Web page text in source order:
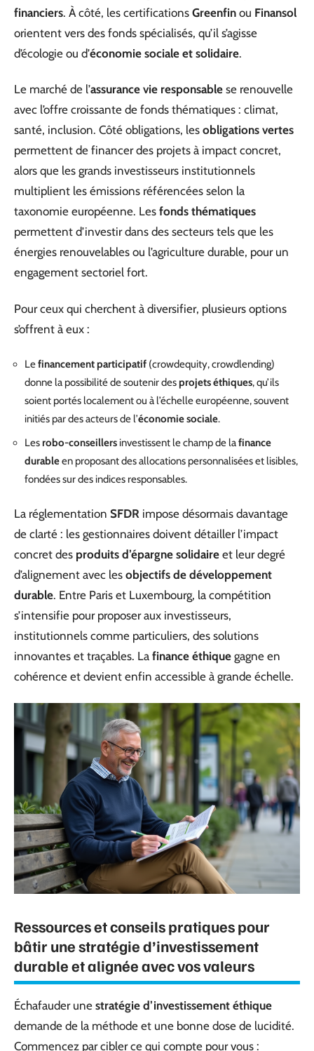
financiers. À côté, les certifications Greenfin ou Finansol
orientent vers des fonds spécialisés, qu’il s’agisse
d’écologie ou d’économie sociale et solidaire.
Le marché de l’assurance vie responsable se renouvelle
avec l’offre croissante de fonds thématiques : climat,
santé, inclusion. Côté obligations, les obligations vertes
permettent de financer des projets à impact concret,
alors que les grands investisseurs institutionnels
multiplient les émissions référencées selon la
taxonomie européenne. Les fonds thématiques
permettent d’investir dans des secteurs tels que les
énergies renouvelables ou l’agriculture durable, pour un
engagement sectoriel fort.
Pour ceux qui cherchent à diversifier, plusieurs options
s’offrent à eux :
Lefinancement participatif (crowdequity, crowdlending)
donne la possibilité de soutenir desprojets éthiques, qu’ils
soient portés localement ou à l’échelle européenne, souvent
initiés par des acteurs de l’économie sociale.
Lesrobo-conseillers investissent le champ de lafinance
durableen proposant des allocations personnalisées et lisibles,
fondées sur des indices responsables.
La réglementation SFDR impose désormais davantage
de clarté : les gestionnaires doivent détailler l’impact
concret des produits d’épargne solidaire et leur degré
d’alignement avec les objectifs de développement
durable. Entre Paris et Luxembourg, la compétition
s’intensifie pour proposer aux investisseurs,
institutionnels comme particuliers, des solutions
innovantes et traçables. La finance éthique gagne en
cohérence et devient enfin accessible à grande échelle.
Ressources et conseils pratiques pour
bâtir une stratégie d’investissement
durable et alignée avec vos valeurs
Échafauder une stratégie d’investissement éthique
demande de la méthode et une bonne dose de lucidité.
Commencez par cibler ce qui compte pour vous :